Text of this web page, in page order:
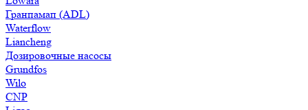
Гранпамап (ADL)
Waterflow
Liancheng
Дозировочные насосы
Grundfos
Wilo
CNP